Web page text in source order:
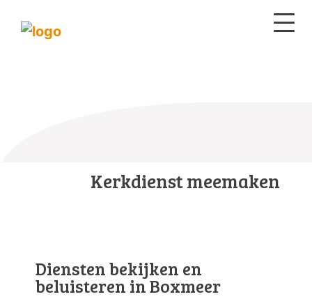
Kerkdienst meemaken
Diensten bekijken en
beluisteren in Boxmeer